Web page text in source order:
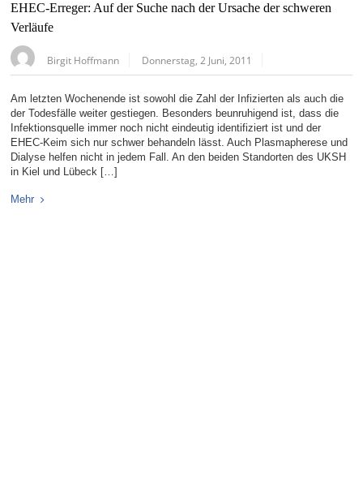
EHEC-Erreger: Auf der Suche nach der Ursache der schweren
Verläufe
Birgit Hoffmann Donnerstag, 2 Juni, 2011
Am letzten Wochenende ist sowohl die Zahl der Infizierten als auch die
der Todesfälle weiter gestiegen. Besonders beunruhigend ist, dass die
Infektionsquelle immer noch nicht eindeutig identifiziert ist und der
EHEC-Keim sich nur schwer behandeln lässt. Auch Plasmapherese und
Dialyse helfen nicht in jedem Fall. An den beiden Standorten des UKSH
in Kiel und Lübeck […]
Mehr